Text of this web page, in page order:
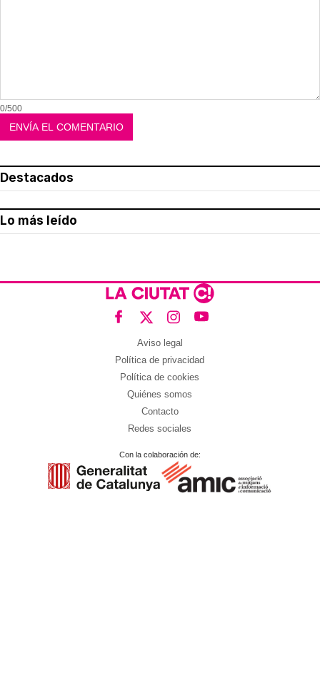
0/500
Destacados
Lo más leído
Aviso legal
Política de privacidad
Política de cookies
Quiénes somos
Contacto
Redes sociales
Con la colaboración de: